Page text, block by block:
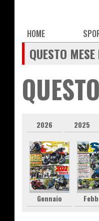
Main
navigation
HOME
QUESTO
2026 2025
Gennaio